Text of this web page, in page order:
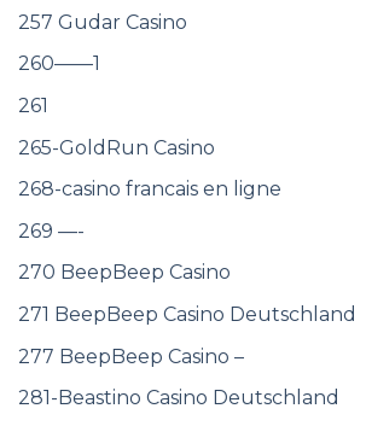
257 Gudar Casino
260——1
261
265-GoldRun Casino
268-casino francais en ligne
269 —-
270 BeepBeep Casino
271 BeepBeep Casino Deutschland
277 BeepBeep Casino –
281-Beastino Casino Deutschland